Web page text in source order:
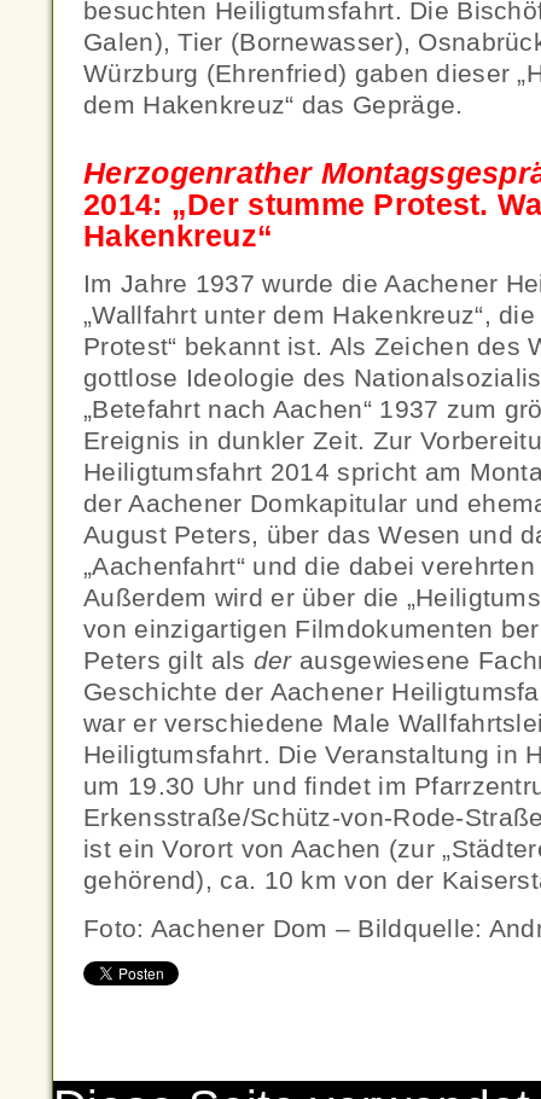
besuchten Heiligtumsfahrt. Die
Galen), Tier (Bornewasser),
Würzburg (Ehrenfried) gaben dieser
dem Hakenkreuz“ das Gepräge.
Herzogenrather
2014: „Der stumme Protest.
Hakenkreuz“
Im Jahre 1937 wurde die Aachener
„Wallfahrt unter dem Hakenkreuz“,
Protest“ bekannt ist. Als Zeichen des
gottlose Ideologie des
„Betefahrt nach Aachen“ 1937 zum
Ereignis in dunkler Zeit. Zur
Heiligtumsfahrt 2014 spricht am
der Aachener Domkapitular und
August Peters, über das Wesen und
„Aachenfahrt“ und die dabei
Außerdem wird er über die
von einzigartigen Filmdokumenten
Peters gilt als derausgewiesene
Geschichte der Aachener
war er verschiedene Male
Heiligtumsfahrt. Die Veranstaltung in
um 19.30 Uhr und findet im
Erkensstraße/Schütz-von-Rode-
ist ein Vorort von Aachen (zur
gehörend), ca. 10 km von der
Foto: Aachener Dom – Bildquelle: